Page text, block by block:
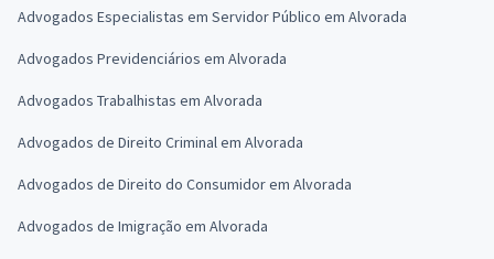
Advogados Especialistas em Servidor Público em Alvorada
Advogados Previdenciários em Alvorada
Advogados Trabalhistas em Alvorada
Advogados de Direito Criminal em Alvorada
Advogados de Direito do Consumidor em Alvorada
Advogados de Imigração em Alvorada